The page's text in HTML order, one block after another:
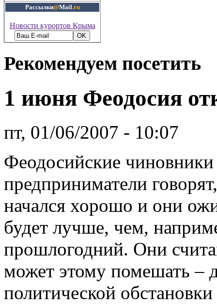
Рассылки@Mail.ru
Новости курортов Крыма
Рекомендуем посетить
1 июня Феодосия
пт, 01/06/2007 - 10:07
Феодосийские
предприниматели
начался хорошо и они
будет лучше, чем,
прошлогодний. Они
может этому помешать –
политической